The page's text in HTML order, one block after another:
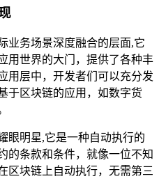
业务场景深度融合的层面,它
用世界的大门，提供了各种丰
用层中，开发者们可以充分发
于区块链的应用，如数字货
眼明星,它是一种自动执行的
的条款和条件，就像一位不知
区块链上自动执行，无需第三